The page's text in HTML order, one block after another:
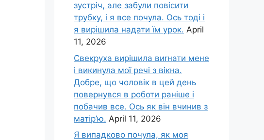
зустріч, але забули повісити
трубку, і я все почула. Ось тоді і
я вирішила надати їм урок. April
11, 2026
Свекруха вирішила виrнати мене
і викинула мої речі з вікна.
Добре, що чоловік в цей день
повернувся в роботи раніше і
побачив все. Ось як він вчинив з
матір’ю. April 11, 2026
Я випадково почула, як моя